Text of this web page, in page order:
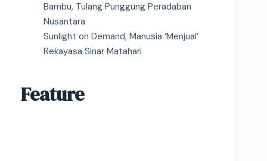
Bambu, Tulang Punggung Peradaban
Nusantara
Sunlight on Demand, Manusia ‘Menjual’
Rekayasa Sinar Matahari
Feature